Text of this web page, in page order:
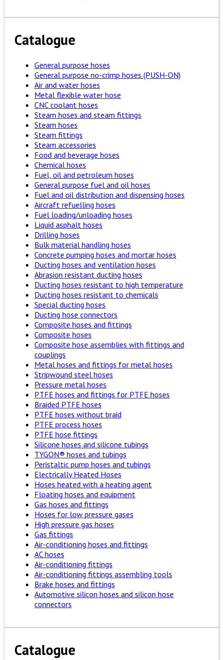
Catalogue
General purpose hoses
General purpose no-crimp hoses (PUSH-ON)
Air and water hoses
Metal flexible water hose
CNC coolant hoses
Steam hoses and steam fittings
Steam hoses
Steam fittings
Steam accessories
Food and beverage hoses
Chemical hoses
Fuel, oil and petroleum hoses
General purpose fuel and oil hoses
Fuel and oil distribution and dispensing hoses
Aircraft refuelling hoses
Fuel loading/unloading hoses
Liquid asphalt hoses
Drilling hoses
Bulk material handling hoses
Concrete pumping hoses and mortar hoses
Ducting hoses and ventilation hoses
Abrasion resistant ducting hoses
Ducting hoses resistant to high temperature
Ducting hoses resistant to chemicals
Special ducting hoses
Ducting hose connectors
Composite hoses and fittings
Composite hoses
Composite hose assemblies with fittings and
couplings
Metal hoses and fittings for metal hoses
Stripwound steel hoses
Pressure metal hoses
PTFE hoses and fittings for PTFE hoses
Braided PTFE hoses
PTFE hoses without braid
PTFE process hoses
PTFE hose fittings
Silicone hoses and silicone tubings
TYGON® hoses and tubings
Peristaltic pump hoses and tubings
Electrically Heated Hoses
Hoses heated with a heating agent
Floating hoses and equipment
Gas hoses and fittings
Hoses for low pressure gases
High pressure gas hoses
Gas fittings
Air-conditioning hoses and fittings
AC hoses
Air-conditioning fittings
Air-conditioning fittings assembling tools
Brake hoses and fittings
Automotive silicon hoses and silicon hose
connectors
Catalogue